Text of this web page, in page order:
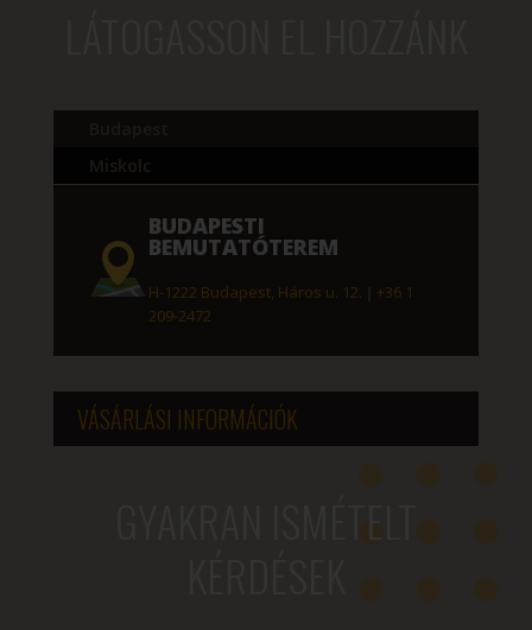
Miskolc
BUDAPESTI
BEMUTATÓTEREM
H-1222 Budapest, Háros u. 12.
+36 1
209-2472
VÁSÁRLÁSI INFORMÁCIÓK
GYAKRAN ISMÉTELT